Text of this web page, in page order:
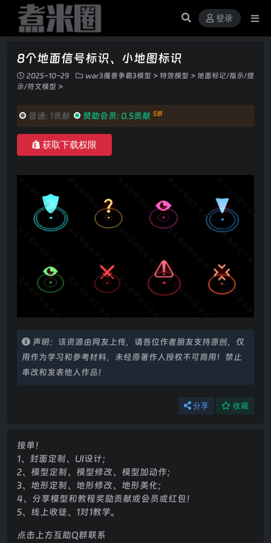
登录
8个地面信号标识、小地图标识
2025-10-29 war3魔兽争霸3模型 > 特效模型 > 地面标记/指示/提
示/符文模型 >
普通: 1贡献 赞助会员: 0.5贡献 5折
获取下载权限
声明：该资源由网友上传，请各位作者朋友支持原创，仅
用作为学习和参考材料，未经原著作人授权不可商用！禁止
串改和发表他人作品！
分享 收藏
接单！
1、封面定制、UI设计；
2、模型定制、模型修改、模型加动作；
3、地形定制、地形修改、地形美化；
4、分享模型和教程奖励贡献或会员或红包！
5、线上收徒、1对1教学。
点击上方互助Q群联系